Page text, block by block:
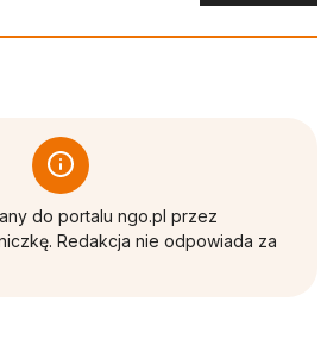
do portalu ngo.pl przez
Redakcja nie odpowiada za